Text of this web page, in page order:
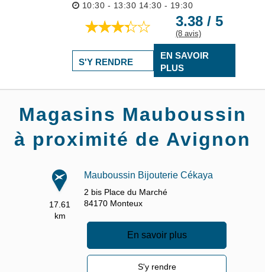
10:30 - 13:30 14:30 - 19:30
3.38 / 5
(8 avis)
EN SAVOIR
PLUS
S'Y RENDRE
Magasins Mauboussin
à proximité de Avignon
17.61
km
Mauboussin Bijouterie Cékaya
2 bis Place du Marché
84170 Monteux
En savoir plus
S'y rendre